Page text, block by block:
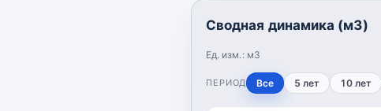
Сводная динамика (м3)
Ед. изм.: м3
ПЕРИОД Все 5 лет 10 лет